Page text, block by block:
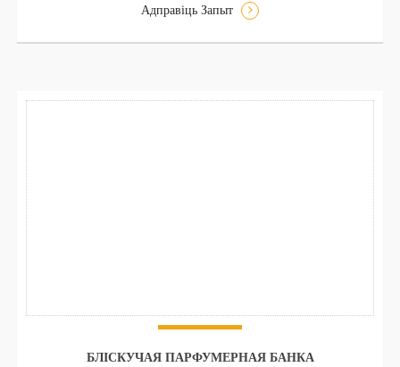
Адправіць Запыт
БЛІСКУЧАЯ ПАРФУМЕРНАЯ БАНКА